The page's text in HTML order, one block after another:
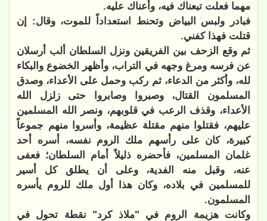
مهما فعلت تبعناك فيه، وأعناك عليه.
فبادر ولبس البياض وتحنط استعداداً للموت، وقال: إن
قتلت فهذا كفني.
ثم وقع الزحف بين الفريقين ونزل السلطان ألب أرسلان
عن فرسه ومرغ وجهه في التراب، وأظهر الخضوع والبكاء
لله، وأكثر من الدعاء، ثم ركب وحمل على الأعداء، وصدق
المسلمون القتال، وصبروا وصابروا حتى زلزل الله
الأعداء، وقذف الرعب في قلوبهم، ونصر الله المسلمين
عليهم، فقتلوا منهم مقتلة عظيمة، وأسروا منهم جموعاً
كبيرة، كان على رأسهم ملك الروم نفسه، أسره أحد
غلمان المسلمين، فأحضره ذليلاً أمام السلطان؛ فعفى
عنه، وقبل منه الفدية، وعلى أن يطلق كل أسير
للمسلمين في بلاده، وكان هذا أول ملك للروم يأسره
المسلمون.
وكانت هزيمة الروم في "ملاذ كرد" نقطة تحول في